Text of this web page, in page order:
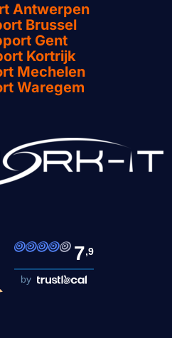
Antwerpen
Brussel
Gent
Kortrijk
Mechelen
Waregem
7,9
by